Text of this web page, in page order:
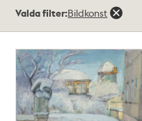
träffar
Valda filter:Bildkonst